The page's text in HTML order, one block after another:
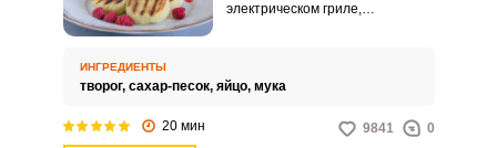
электрическом гриле,
так как при их обжарке
практически не используется
быстрота и легкость
ИНГРЕДИЕНТЫ
творог, сахар-песок, яйцо, мука
20 мин 9841 0